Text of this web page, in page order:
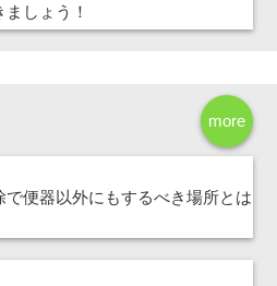
しょう！
more
で便器以外にもするべき場所とは